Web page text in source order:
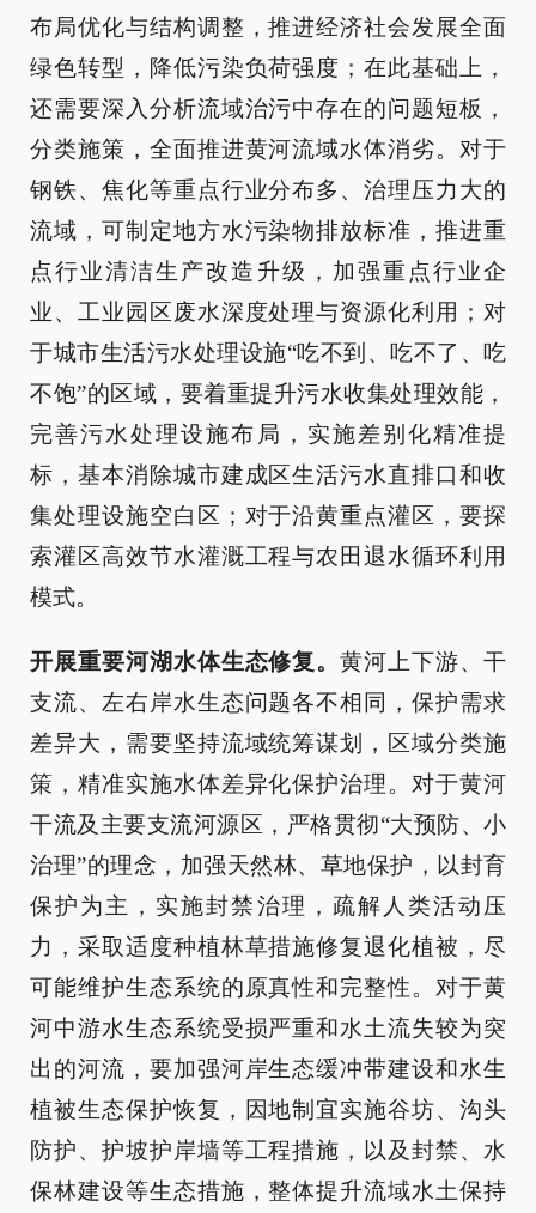
布局优化与结构调整，推进经济社会发展全面
绿色转型，降低污染负荷强度；在此基础上，
还需要深入分析流域治污中存在的问题短板，
分类施策，全面推进黄河流域水体消劣。对于
钢铁、焦化等重点行业分布多、治理压力大的
流域，可制定地方水污染物排放标准，推进重
点行业清洁生产改造升级，加强重点行业企
业、工业园区废水深度处理与资源化利用；对
于城市生活污水处理设施“吃不到、吃不了、吃
不饱”的区域，要着重提升污水收集处理效能，
完善污水处理设施布局，实施差别化精准提
标，基本消除城市建成区生活污水直排口和收
集处理设施空白区；对于沿黄重点灌区，要探
索灌区高效节水灌溉工程与农田退水循环利用
模式。
开展重要河湖水体生态修复。黄河上下游、干
支流、左右岸水生态问题各不相同，保护需求
差异大，需要坚持流域统筹谋划，区域分类施
策，精准实施水体差异化保护治理。对于黄河
干流及主要支流河源区，严格贯彻“大预防、小
治理”的理念，加强天然林、草地保护，以封育
保护为主，实施封禁治理，疏解人类活动压
力，采取适度种植林草措施修复退化植被，尽
可能维护生态系统的原真性和完整性。对于黄
河中游水生态系统受损严重和水土流失较为突
出的河流，要加强河岸生态缓冲带建设和水生
植被生态保护恢复，因地制宜实施谷坊、沟头
防护、护坡护岸墙等工程措施，以及封禁、水
保林建设等生态措施，整体提升流域水土保持